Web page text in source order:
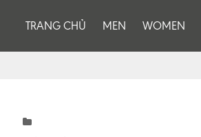
TRANG CHỦ MEN WOMEN